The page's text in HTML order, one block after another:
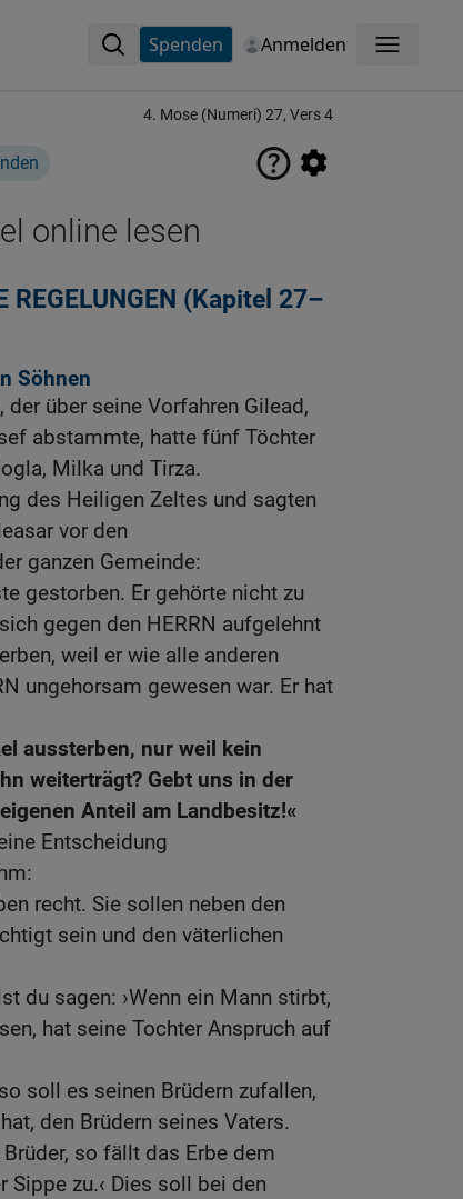
Spenden Anmelden Menü
4. Mose (Numeri) 27, Vers 4
online lesen
REGELUNGEN (Kapitel 27–
Söhnen
über seine Vorfahren Gilead,
abstammte, hatte fünf Töchter
Milka und Tirza.
des Heiligen Zeltes und sagten
vor den
ganzen Gemeinde:
gestorben. Er gehörte nicht zu
gegen den HERRN aufgelehnt
weil er wie alle anderen
ungehorsam gewesen war. Er hat
aussterben, nur weil kein
weiterträgt? Gebt uns in der
Anteil am Landbesitz!«
Entscheidung
recht. Sie sollen neben den
sein und den väterlichen
du sagen: ›Wenn ein Mann stirbt,
hat seine Tochter Anspruch auf
soll es seinen Brüdern zufallen,
den Brüdern seines Vaters.
so fällt das Erbe dem
Sippe zu.‹ Dies soll bei den